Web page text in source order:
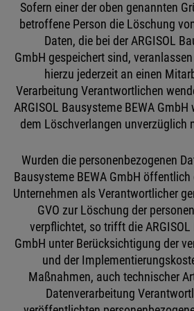
Sofern einer der oben genannten
betroffene Person die Löschung
Daten, die bei der ARGISOL
GmbH gespeichert sind,
hierzu jederzeit an einen
Verarbeitung Verantwortlichen
ARGISOL Bausysteme BEWA
dem Löschverlangen unverzüglich
Wurden die personenbezogenen
Bausysteme BEWA GmbH
Unternehmen als Verantwortlicher
GVO zur Löschung der
verpflichtet, so trifft die ARGISOL
GmbH unter Berücksichtigung der
und der
Maßnahmen, auch technischer
Datenverarbeitung